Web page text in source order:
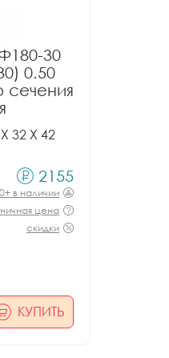
30
0.50
сечения
32 X 42
2155
в наличии
цена
скидки
КУПИТЬ